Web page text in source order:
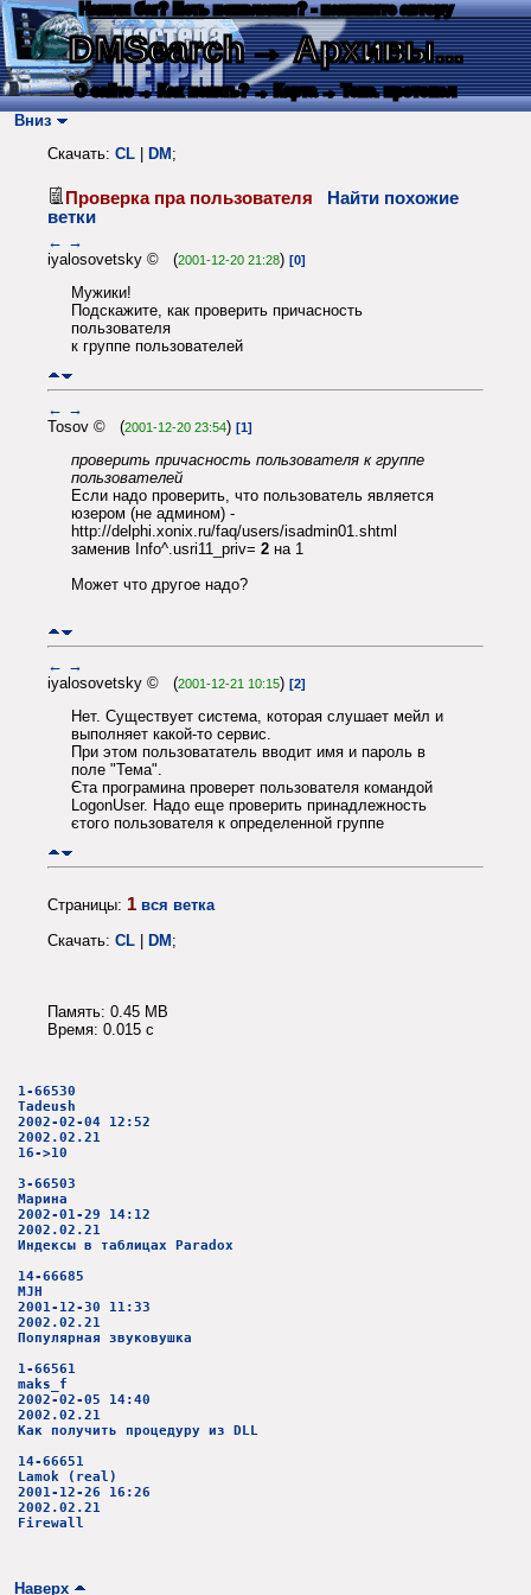
Нашли баг? Есть пожелания? - напишите автору
DMSearch→ Архивы...
О сайте → Как искать? → Карта → Текс. протокол
Вниз
Скачать: CL DM ;
Проверка пра пользователя
Найти похожие
ветки
← →
iyalosovetsky © (2001-12-20 21:28) [0]
Мужики!
Подскажите, как проверить причасность
пользователя
к группе пользователей
← →
Tosov © (2001-12-20 23:54) [1]
проверить причасность пользователя к группе
пользователей
Если надо проверить, что пользователь является
юзером (не админом) -
http://delphi.xonix.ru/faq/users/isadmin01.shtml
заменив Info^.usri11_priv= 2 на 1
Может что другое надо?
← →
iyalosovetsky © (2001-12-21 10:15) [2]
Нет. Существует система, которая слушает мейл и
выполняет какой-то сервис.
При этом пользовататель вводит имя и пароль в
поле "Тема".
Єта програмина проверет пользователя командой
LogonUser. Надо еще проверить принадлежность
єтого пользователя к определенной группе
Страницы: 1 вся ветка
Скачать: CL | DM;
Память: 0.45 MB
Время: 0.015 c
1-66530
Tadeush
2002-02-04 12:52
2002.02.21
16->10
3-66503
Марина
2002-01-29 14:12
2002.02.21
Индексы в таблицах Paradox
14-66685
MJH
2001-12-30 11:33
2002.02.21
Популярная звуковушка
1-66561
maks_f
2002-02-05 14:40
2002.02.21
Как получить процедуру из DLL
14-66651
Lamok (real)
2001-12-26 16:26
2002.02.21
Firewall
Наверх